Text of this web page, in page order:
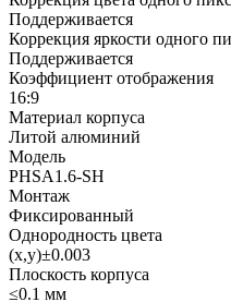
Поддерживается
Коррекция яркости одного
Поддерживается
Коэффициент отображения
16:9
Материал корпуса
Литой алюминий
Модель
PHSA1.6-SH
Монтаж
Фиксированный
Однородность цвета
(x,y)±0.003
Плоскость корпуса
≤0.1 мм